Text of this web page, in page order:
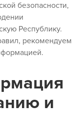
безопасности,
Республику.
рекомендуем
и